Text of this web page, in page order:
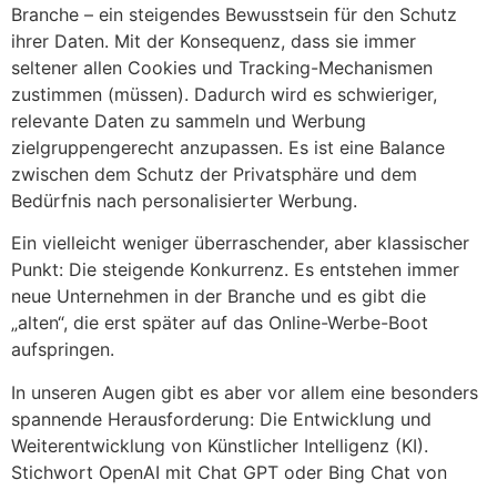
Branche – ein steigendes Bewusstsein für den Schutz
ihrer Daten. Mit der Konsequenz, dass sie immer
seltener allen Cookies und Tracking-Mechanismen
zustimmen (müssen). Dadurch wird es schwieriger,
relevante Daten zu sammeln und Werbung
zielgruppengerecht anzupassen. Es ist eine Balance
zwischen dem Schutz der Privatsphäre und dem
Bedürfnis nach personalisierter Werbung.
Ein vielleicht weniger überraschender, aber klassischer
Punkt: Die steigende Konkurrenz. Es entstehen immer
neue Unternehmen in der Branche und es gibt die
„alten“, die erst später auf das Online-Werbe-Boot
aufspringen.
In unseren Augen gibt es aber vor allem eine besonders
spannende Herausforderung: Die Entwicklung und
Weiterentwicklung von Künstlicher Intelligenz (KI).
Stichwort OpenAI mit Chat GPT oder Bing Chat von